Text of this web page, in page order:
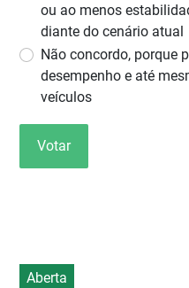
ou ao menos
diante do cenário atual
Não concordo, porque
desempenho e até
veículos
Votar
Aberta